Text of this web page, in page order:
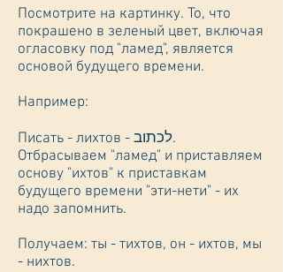
Посмотрите на картинку. То, что
покрашено в зеленый цвет, включая
огласовку под "ламед", является
основой будущего времени.
Например:
Писать - лихтов - לכתוב.
Отбрасываем "ламед" и приставляем
основу "ихтов" к приставкам
будущего времени "эти-нети" - их
надо запомнить.
Получаем: ты - тихтов, он - ихтов, мы
- нихтов.